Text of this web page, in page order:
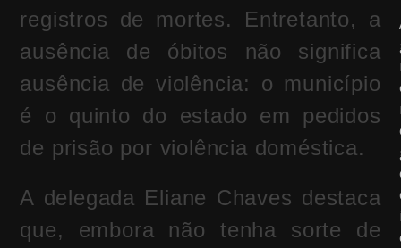
registros de mortes. Entretanto, a
ausência de óbitos não significa
ausência de violência: o município
é o quinto do estado em pedidos
de prisão por violência doméstica.
A delegada Eliane Chaves destaca
que, embora não tenha sorte de